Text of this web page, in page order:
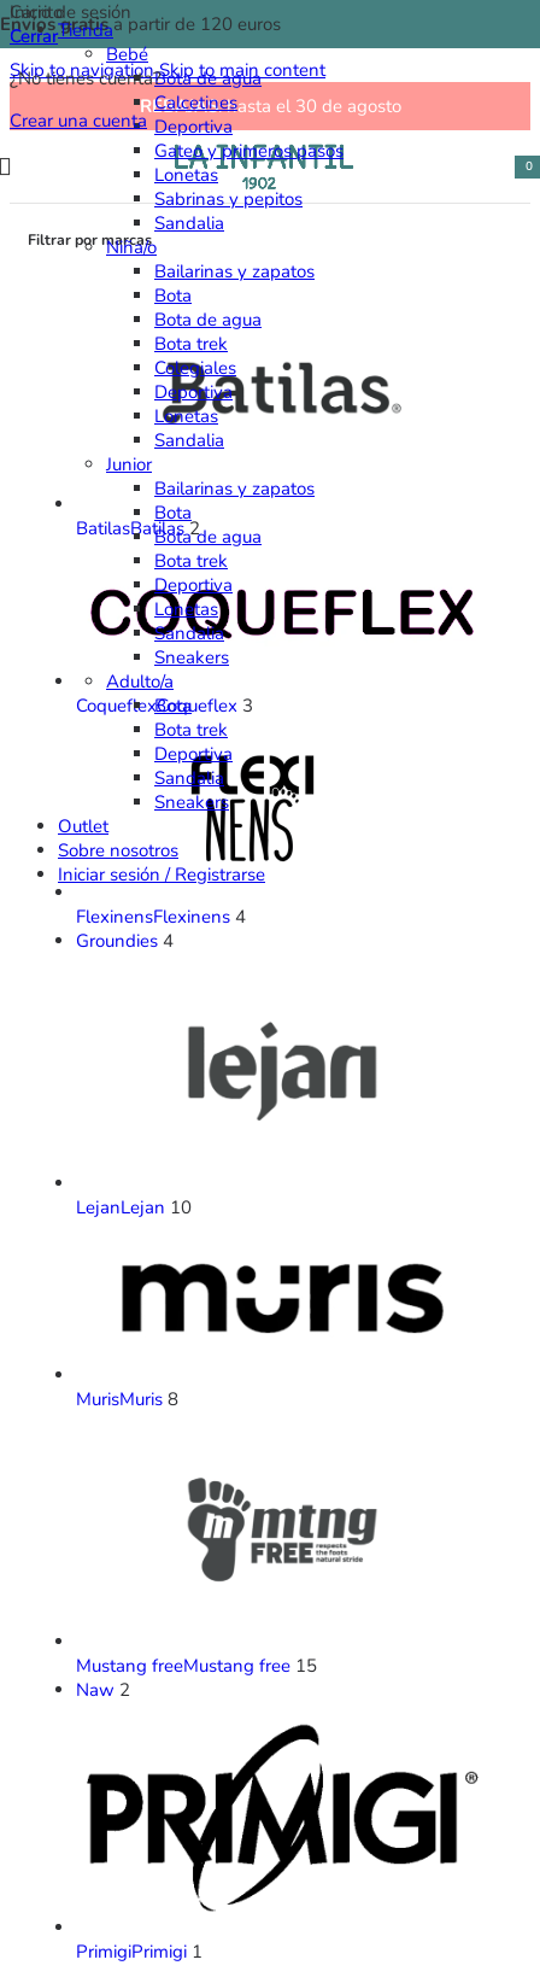
Skip to navigationSkip to main content
Envíos gratisa partir de 120 euros
REBAJAS: hasta el 30 de agosto
0
Filtrar por marcas
BatilasBatilas 2
CoqueflexCoqueflex 3
FlexinensFlexinens 4
Groundies 4
LejanLejan 10
MurisMuris 8
Mustang freeMustang free 15
Naw 2
PrimigiPrimigi 1
Tienda
Bebé
Bota de agua
Calcetines
Deportiva
Gateo y primeros pasos
Lonetas
Sabrinas y pepitos
Sandalia
Niña/o
Bailarinas y zapatos
Bota
Bota de agua
Bota trek
Colegiales
Deportiva
Lonetas
Sandalia
Junior
Bailarinas y zapatos
Bota
Bota de agua
Bota trek
Deportiva
Lonetas
Sandalia
Sneakers
Adulto/a
Bota
Bota trek
Deportiva
Sandalia
Sneakers
Outlet
Sobre nosotros
Iniciar sesión / Registrarse
Carrito
Cerrar
Inicio de sesión
Cerrar
¿No tienes cuenta?
Crear una cuenta